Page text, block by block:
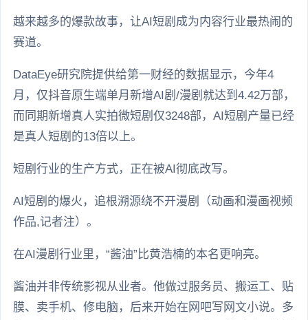
越来越多的爆款故事，让AI短剧成为内容行业最热闹的
赛道。
DataEye研究院提供给第一财经的数据显示，今年4
月，仅抖音原生端单月新增AI剧/漫剧就达到4.42万部，
而同期新增真人实拍微短剧仅3248部，AI短剧产量已经
是真人短剧的13倍以上。
短剧行业的生产方式，正在被AI彻底改写。
AI短剧的爆火，追根溯源绕不开漫剧（动画和漫画视频
作品,记者注）。
在AI漫剧行业里，“酱油”比黄浩楠的本名更响亮。
酱油并非传统影视从业者。他做过服务员、搬运工、贴
膜、卖手机、修电脑，后来开始在网吧写网文小说。多